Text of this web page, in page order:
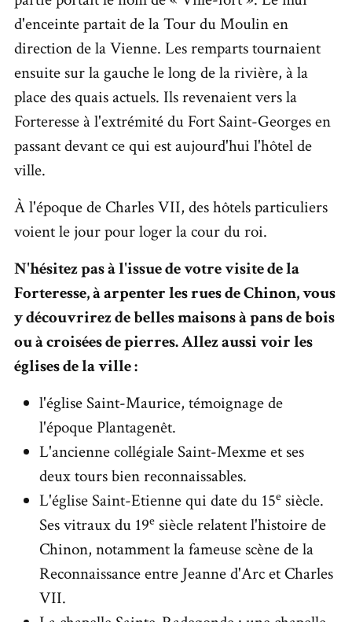
d'enceinte partait de la Tour du Moulin en
direction de la Vienne. Les remparts tournaient
ensuite sur la gauche le long de la rivière, à la
place des quais actuels. Ils revenaient vers la
Forteresse à l'extrémité du Fort Saint-Georges en
passant devant ce qui est aujourd'hui l'hôtel de
ville.
À l'époque de Charles VII, des hôtels particuliers
voient le jour pour loger la cour du roi.
N'hésitez pas à l'issue de votre visite de la
Forteresse, à arpenter les rues de Chinon, vous
y découvrirez de belles maisons à pans de bois
ou à croisées de pierres. Allez aussi voir les
églises de la ville :
l'église Saint-Maurice, témoignage de
l'époque Plantagenêt.
L'ancienne collégiale Saint-Mexme et ses
deux tours bien reconnaissables.
L'église Saint-Etienne qui date du 15e siècle.
Ses vitraux du 19e siècle relatent l'histoire de
Chinon, notamment la fameuse scène de la
Reconnaissance entre Jeanne d'Arc et Charles
VII.